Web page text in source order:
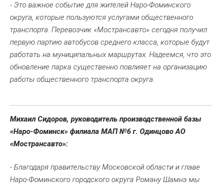
- Это важное событие для жителей Наро-Фоминского
округа, которые пользуются услугами общественного
транспорта. Перевозчик «Мострансавто» сегодня получил
первую партию автобусов среднего класса, которые будут
работать на муниципальных маршрутах. Надеемся, что это
обновление парка существенно повлияет на организацию
работы общественного транспорта округа.
Михаил Сидоров, руководитель производственной базы
«Наро-Фоминск» филиала МАП №6 г. Одинцово АО
«Мострансавто»:
- Благодаря правительству Московской области и главе
Наро-Фоминского городского округа Роману Шамнэ мы